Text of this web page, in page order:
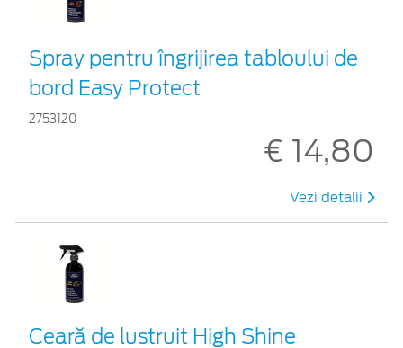
Spray pentru îngrijirea tabloului de
bord Easy Protect
2753120
€ 14,80
Vezi detalii
Ceară de lustruit High Shine